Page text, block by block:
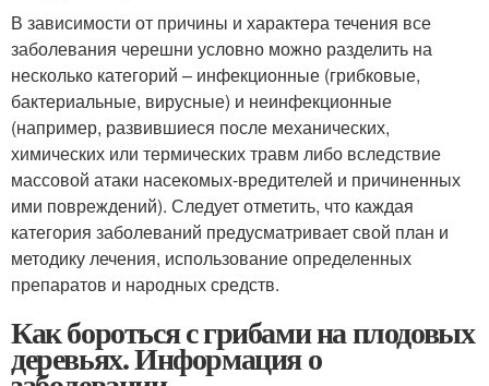
В зависимости от причины и характера течения все
заболевания черешни условно можно разделить на
несколько категорий – инфекционные (грибковые,
бактериальные, вирусные) и неинфекционные
(например, развившиеся после механических,
химических или термических травм либо вследствие
массовой атаки насекомых-вредителей и причиненных
ими повреждений). Следует отметить, что каждая
категория заболеваний предусматривает свой план и
методику лечения, использование определенных
препаратов и народных средств.
Как бороться с грибами на плодовых
деревьях. Информация о